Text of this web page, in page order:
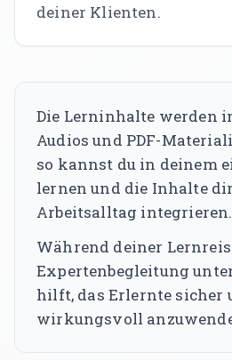
deiner Klienten.
Die Lerninhalte werden
Audios und PDF-
so kannst du in deinem
lernen und die Inhalte
Arbeitsalltag integrieren.
Während deiner
Expertenbegleitung
hilft, das Erlernte sicher
wirkungsvoll